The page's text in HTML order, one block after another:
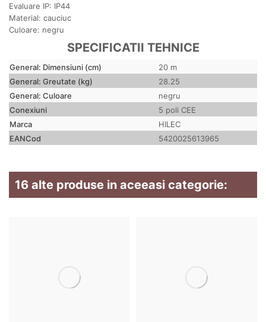
Evaluare IP: IP44
Material: cauciuc
Culoare: negru
SPECIFICATII TEHNICE
General: Dimensiuni (cm)
20 m
General: Greutate (kg)
28.25
General: Culoare
negru
Conexiuni
5 poli CEE
Marca
HILEC
EANCod
5420025613965
16 alte produse in aceeasi categorie: